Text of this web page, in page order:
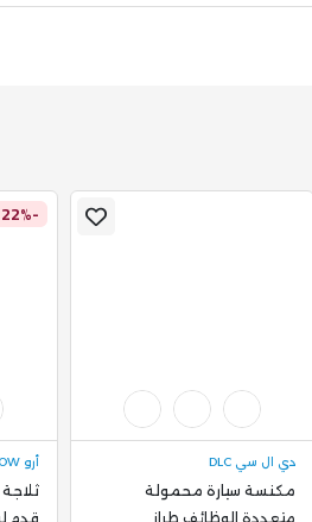
دي ال سي DLC
مكنسة سيارة محمولة
متعددة الوظائف طراز
-22%
أرو ARROW